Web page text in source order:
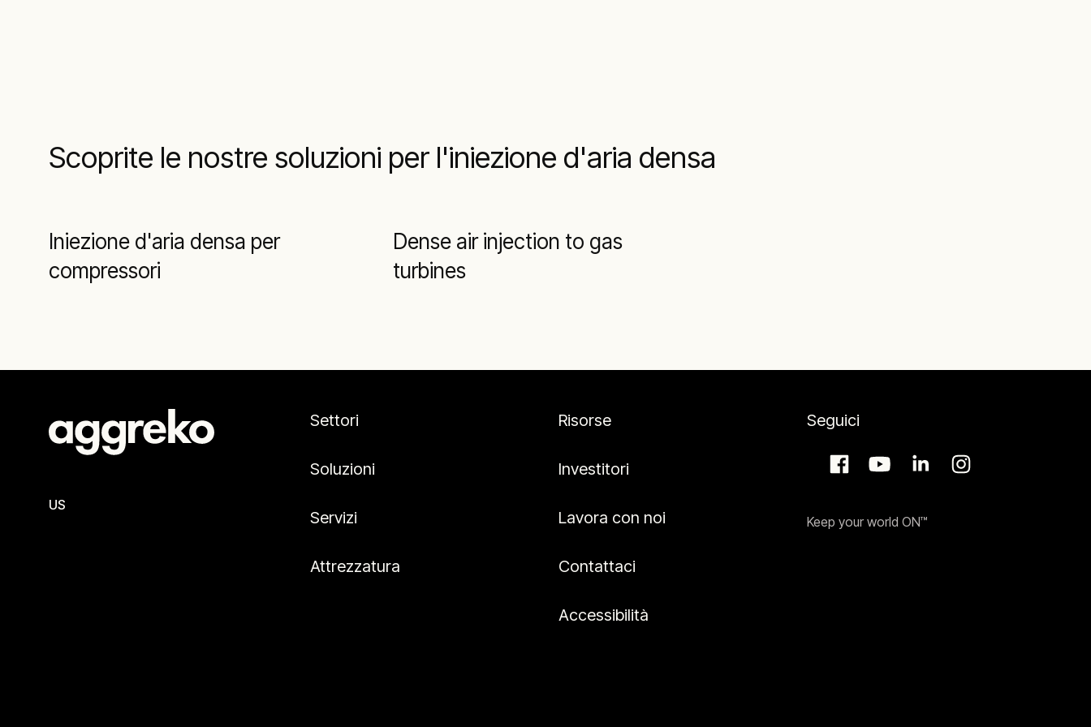
Scoprite le nostre soluzioni per l'iniezione d'aria densa
Iniezione d'aria densa per
compressori
Dense air injection to gas
turbines
US
Settori
Soluzioni
Servizi
Attrezzatura
Risorse
Investitori
Lavora con noi
Contattaci
Accessibilità
Seguici
Keep your world ON™